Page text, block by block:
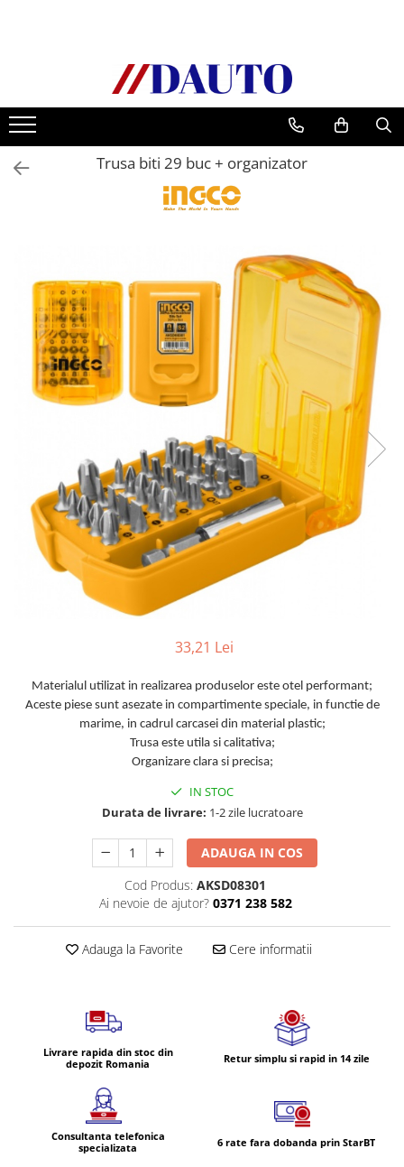
Bullbare, Suporti lumini camioane
Accesorii inox
DAF
CF Euro 6
Daf XG
Ford
Iveco
MAN
TGA
Mercedes Actros
Mercedes Actros MP2
Mercedes Actros MP3
Mercedes Actros MP4, MP5
Mercedes Actros MP6
Premium
Scania R S G P Next Generation
Volvo FH 2 Euro 4
Volvo FH 4 Euro 6
Lumini, Becuri, Proiectoare
Bare LED (LED Bar) off-road, auto
Becuri auto
Becuri Halogen Auto
Becuri Led Auto
Becuri Xenon Auto
Seturi de Becuri Auto
Trusa biti 29 buc + organizator
33,21 Lei
Materialul utilizat in realizarea produselor este otel performant;
Aceste piese sunt asezate in compartimente speciale, in functie de
marime, in cadrul carcasei din material plastic;
Trusa este utila si calitativa;
Organizare clara si precisa;
IN STOC
Durata de livrare: 1-2 zile lucratoare
ADAUGA IN COS
Cod Produs: AKSD08301
Ai nevoie de ajutor? 0371 238 582
Adauga la Favorite Cere informatii
Livrare rapida din stoc din
depozit Romania
Retur simplu si rapid in 14 zile
Consultanta telefonica
specializata
6 rate fara dobanda prin StarBT